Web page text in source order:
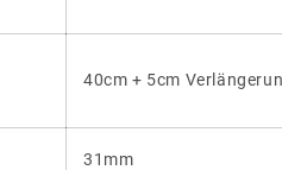
40cm + 5cm
31mm